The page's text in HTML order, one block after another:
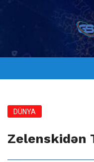
DÜNYA
Zelenskidən